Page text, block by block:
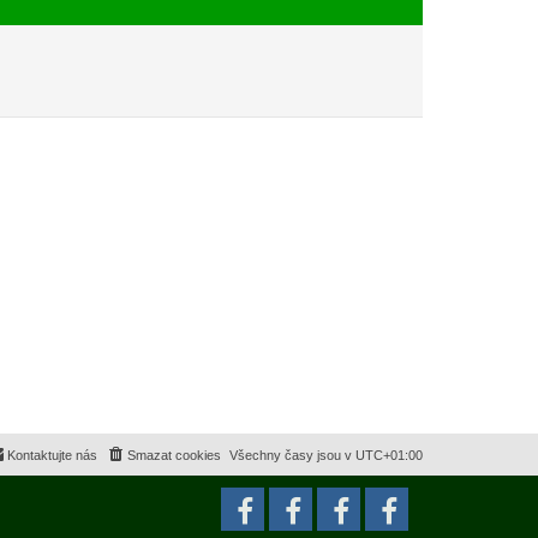
Všechny časy jsou v UTC+01:00
Smazat cookies
Kontaktujte nás